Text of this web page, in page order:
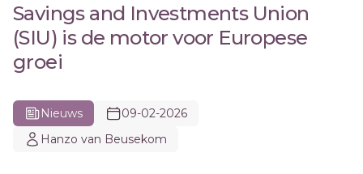
Savings and Investments Union
(SIU) is de motor voor Europese
groei
Nieuws
09-02-2026
Hanzo van Beusekom